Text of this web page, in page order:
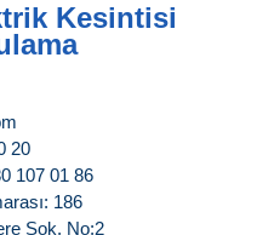
Kesintisi
20
107 01 86
186
Sok. No:2